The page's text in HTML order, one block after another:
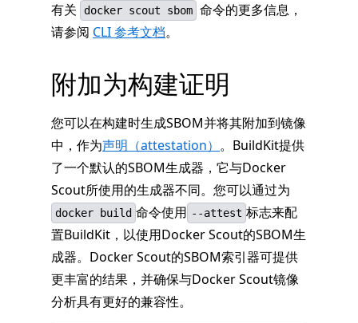
有关 docker scout sbom 命令的更多信息，
请参阅 CLI 参考文档。
附加为构建证明
您可以在构建时生成SBOM并将其附加到镜像
中，作为声明（attestation） 。BuildKit提供
了一个默认的SBOM生成器，它与Docker
Scout所使用的生成器不同。您可以通过为
docker build 命令使用 --attest 标志来配
置BuildKit，以使用Docker Scout的SBOM生
成器。Docker Scout的SBOM索引器可提供
更丰富的结果，并确保与Docker Scout镜像
分析具有更好的兼容性。